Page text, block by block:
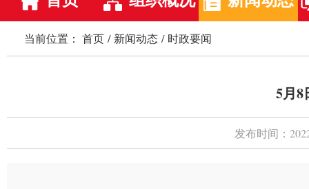
当前位置： 首页 / 新闻动态 / 时政要闻
5月8
发布时间：